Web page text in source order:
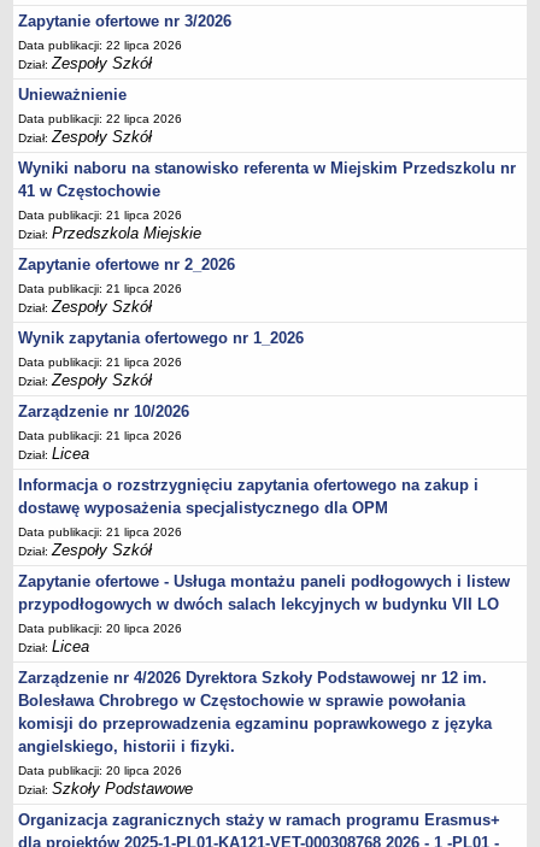
Zapytanie ofertowe nr 3/2026
Data publikacji: 22 lipca 2026
Dział:Zespoły Szkół
Unieważnienie
Data publikacji: 22 lipca 2026
Dział:Zespoły Szkół
Wyniki naboru na stanowisko referenta w Miejskim Przedszkolu nr
41 w Częstochowie
Data publikacji: 21 lipca 2026
Dział:Przedszkola Miejskie
Zapytanie ofertowe nr 2_2026
Data publikacji: 21 lipca 2026
Dział:Zespoły Szkół
Wynik zapytania ofertowego nr 1_2026
Data publikacji: 21 lipca 2026
Dział:Zespoły Szkół
Zarządzenie nr 10/2026
Data publikacji: 21 lipca 2026
Dział:Licea
Informacja o rozstrzygnięciu zapytania ofertowego na zakup i
dostawę wyposażenia specjalistycznego dla OPM
Data publikacji: 21 lipca 2026
Dział:Zespoły Szkół
Zapytanie ofertowe - Usługa montażu paneli podłogowych i listew
przypodłogowych w dwóch salach lekcyjnych w budynku VII LO
Data publikacji: 20 lipca 2026
Dział:Licea
Zarządzenie nr 4/2026 Dyrektora Szkoły Podstawowej nr 12 im.
Bolesława Chrobrego w Częstochowie w sprawie powołania
komisji do przeprowadzenia egzaminu poprawkowego z języka
angielskiego, historii i fizyki.
Data publikacji: 20 lipca 2026
Dział:Szkoły Podstawowe
Organizacja zagranicznych staży w ramach programu Erasmus+
dla projektów 2025-1-PL01-KA121-VET-000308768 2026 - 1 -PL01 -